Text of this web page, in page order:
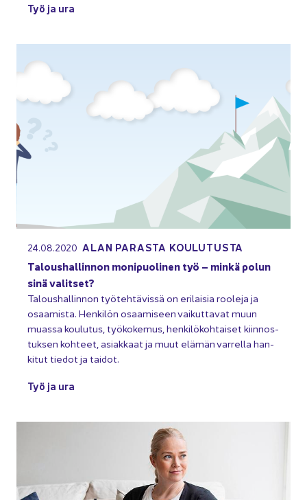
Työ ja ura
24.08.2020 ALAN PA­RAS­TA KOU­LU­TUS­TA
Ta­lous­hal­lin­non mo­ni­puo­li­nen työ – minkä polun
sinä va­lit­set?
Ta­lous­hal­lin­non työ­teh­tä­vis­sä on eri­lai­sia roo­le­ja ja
osaa­mis­ta. Hen­ki­lön osaa­mi­seen vai­kut­ta­vat muun
muas­sa kou­lu­tus, työ­ko­ke­mus, hen­ki­lö­koh­tai­set kiin­nos­
tuk­sen koh­teet, asiak­kaat ja muut elä­män var­rel­la han­
ki­tut tie­dot ja tai­dot.
Työ ja ura